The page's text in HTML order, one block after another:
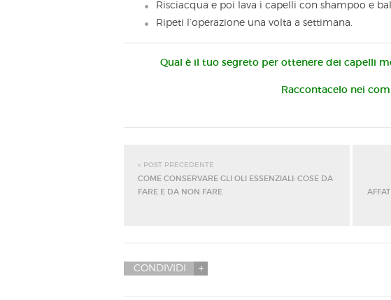
Risciacqua e poi lava i capelli con shampoo e
Ripeti l’operazione una volta a settimana.
Qual è il tuo segreto per ottenere dei capelli
Raccontacelo nei
« POST PRECEDENTE
COME CONSERVARE GLI OLI ESSENZIALI: COSE DA
FARE E DA NON FARE
CONDIVIDI